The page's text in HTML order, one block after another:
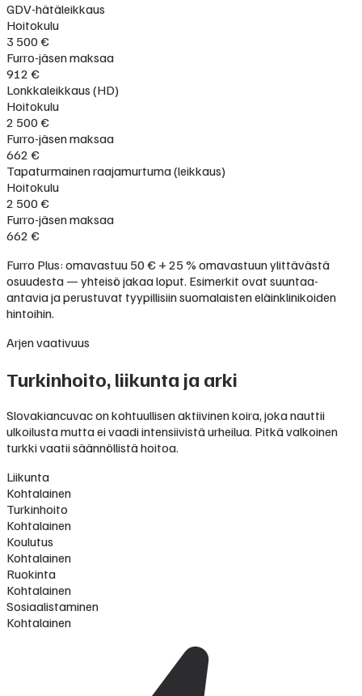
GDV-hätäleikkaus
Hoitokulu
3 500 €
Furro-jäsen maksaa
912 €
Lonkkaleikkaus (HD)
Hoitokulu
2 500 €
Furro-jäsen maksaa
662 €
Tapaturmainen raajamurtuma (leikkaus)
Hoitokulu
2 500 €
Furro-jäsen maksaa
662 €
Furro Plus: omavastuu 50 € + 25 % omavastuun ylittävästä
osuudesta — yhteisö jakaa loput. Esimerkit ovat suuntaa-
antavia ja perustuvat tyypillisiin suomalaisten eläinklinikoiden
hintoihin.
Arjen vaativuus
Turkinhoito, liikunta ja arki
Slovakiancuvac on kohtuullisen aktiivinen koira, joka nauttii
ulkoilusta mutta ei vaadi intensiivistä urheilua. Pitkä valkoinen
turkki vaatii säännöllistä hoitoa.
Liikunta
Kohtalainen
Turkinhoito
Kohtalainen
Koulutus
Kohtalainen
Ruokinta
Kohtalainen
Sosiaalistaminen
Kohtalainen